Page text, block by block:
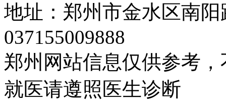
地址：郑州市金水区南
037155009888
郑州网站信息仅供参考
就医请遵照医生诊断